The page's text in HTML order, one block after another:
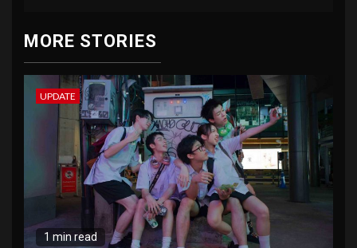
MORE STORIES
UPDATE
1 min read